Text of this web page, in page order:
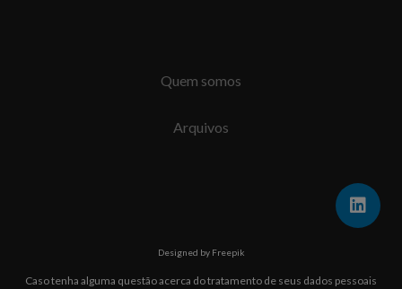
Quem somos
Arquivos
Designed by Freepik
Caso tenha alguma questão acerca do tratamento de seus dados pessoais